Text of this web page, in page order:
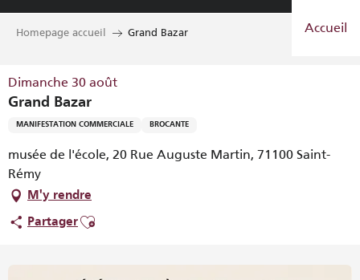
Aller
Accueil
Homepage accueil Grand Bazar
Dimanche 30 août
Grand Bazar
MANIFESTATION COMMERCIALE BROCANTE
musée de l'école, 20 Rue Auguste Martin, 71100 Saint-
Rémy
M'y rendre
PartagerAjouter aux favoris